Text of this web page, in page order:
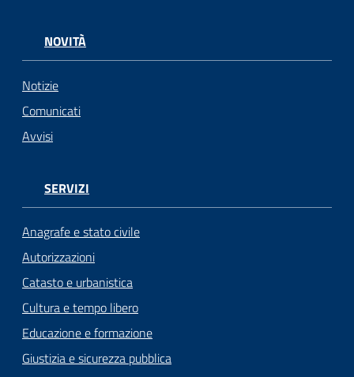
NOVITÀ
Notizie
Comunicati
Avvisi
SERVIZI
Anagrafe e stato civile
Autorizzazioni
Catasto e urbanistica
Cultura e tempo libero
Educazione e formazione
Giustizia e sicurezza pubblica